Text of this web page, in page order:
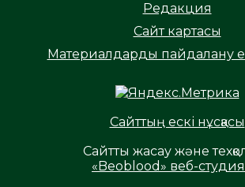
Редакция
Сайт картасы
Материалдарды пайдалану
Сайттың ескі нұсқасы
Сайтты жасау және
«Beoblood» веб-